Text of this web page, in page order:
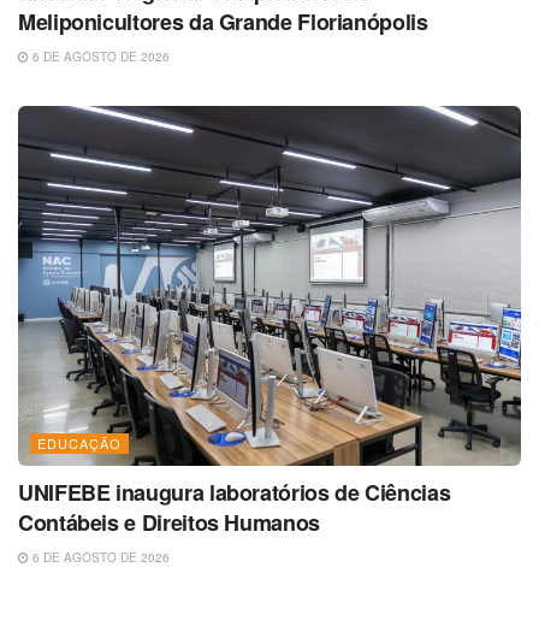
Meliponicultores da Grande Florianópolis
6 DE AGOSTO DE 2026
EDUCAÇÃO
UNIFEBE inaugura laboratórios de Ciências
Contábeis e Direitos Humanos
6 DE AGOSTO DE 2026